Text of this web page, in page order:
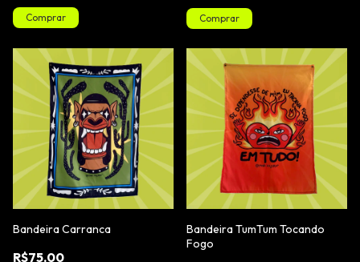
Bandeira Carranca
R$75,00
Bandeira TumTum Tocando
Fogo